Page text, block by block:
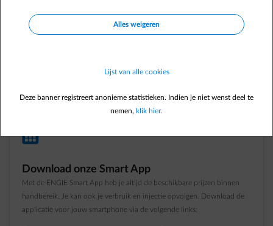
Prijzen & voorwaarden'. De prijzen voor de volgende dag worden elke
dag rond 14u gepubliceerd.
cell-phone
Download onze Smart App
Met de ENGIE Smart App heb je altijd de beschikbare prijzen binnen
handbereik. Je kan ook je verbruik en injectie opvolgen. Download de
applicatie voor jouw smartphone via de volgende links:
Alles weigeren
Lijst van alle cookies
Deze banner registreert anonieme statistieken. Indien je niet wenst deel te
nemen, klik hier.